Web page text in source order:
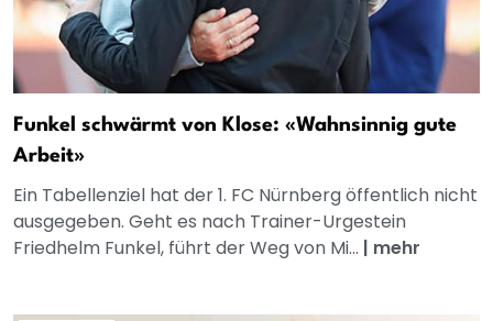
Funkel schwärmt von Klose: «Wahnsinnig gute
Arbeit»
Ein Tabellenziel hat der 1. FC Nürnberg öffentlich nicht
ausgegeben. Geht es nach Trainer-Urgestein
Friedhelm Funkel, führt der Weg von Mi... | mehr